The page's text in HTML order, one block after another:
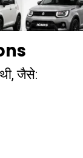
जैसे: